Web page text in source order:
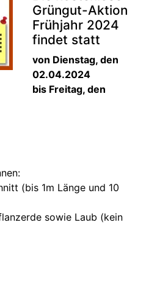
Grüngut-Aktion
Frühjahr 2024
findet statt
von Dienstag, den
02.04.2024
bis Freitag, den
(bis 1m Länge und 10
sowie Laub (kein